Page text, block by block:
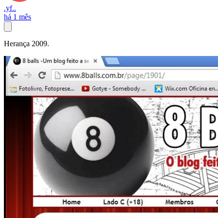
.yf..
há 1 mês
Herança 2009.